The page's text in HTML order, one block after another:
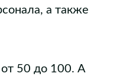
а также
от 50 до 100. А